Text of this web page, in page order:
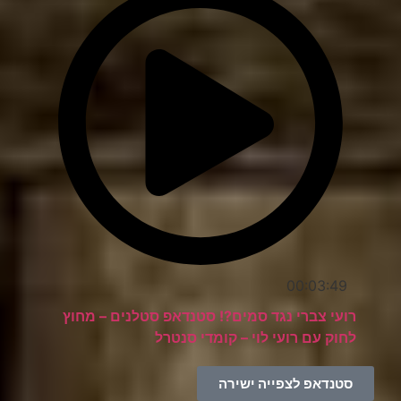
00:03:49
רועי צברי נגד סמים?! סטנדאפ סטלנים – מחוץ
לחוק עם רועי לוי – קומדי סנטרל
סטנדאפ לצפייה ישירה